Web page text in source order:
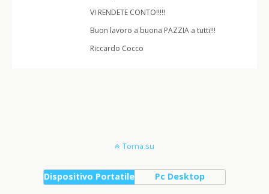
VI RENDETE CONTO!!!!!
Buon lavoro a buona PAZZIA a tutti!!!
Riccardo Cocco
Torna su
Dispositivo Portatile Pc Desktop